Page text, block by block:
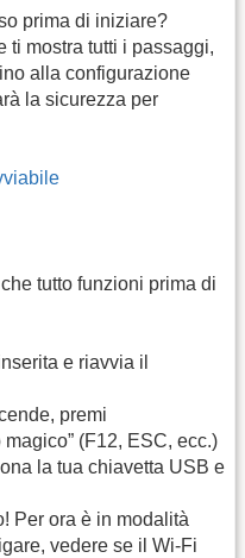
prima di iniziare?
ti mostra tutti i passaggi,
alla configurazione
la sicurezza per
tutto funzioni prima di
e riavvia il
premi
(F12, ESC, ecc.)
la tua chiavetta USB e
Per ora è in modalità
vedere se il Wi-Fi